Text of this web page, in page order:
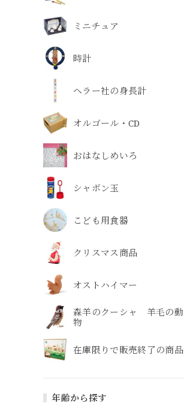
ミニチュア
時計
ヘラー社の身長計
オルゴール・CD
おはなしめいろ
シャボン玉
こども用食器
クリスマス商品
オストハイマー
森羊のクーシャ 羊毛の動
物
在庫限りで販売終了の商品
年齢から探す